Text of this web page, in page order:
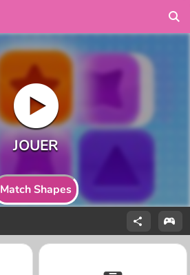
Match Shapes